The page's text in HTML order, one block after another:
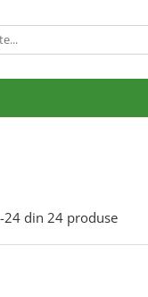
24 din 24 produse